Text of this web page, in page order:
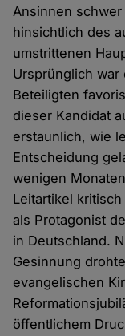
Ansinnen
hinsichtlich des
umstrittenen
Ursprünglich war
Beteiligten
dieser Kandidat
erstaunlich, wie
Entscheidung
wenigen
Leitartikel
als Protagonist
in Deutschland.
Gesinnung
evangelischen
öffentlichem